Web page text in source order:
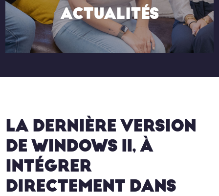
ACTUALITÉS
LA DERNIÈRE VERSION
DE WINDOWS 11, À
INTÉGRER
DIRECTEMENT DANS